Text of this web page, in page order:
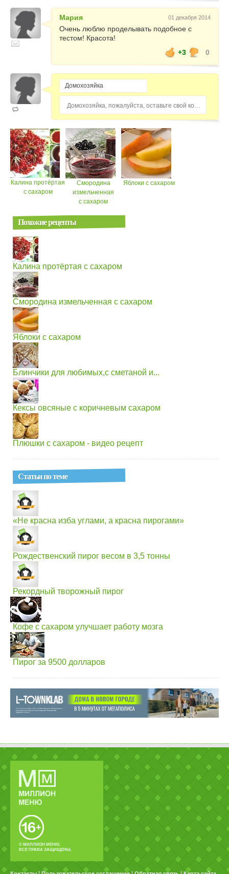
Мария 01 декабря 2014
Очень люблю проделывать подобное с
тестом! Красота!
+3
0
Калина протёртая
с сахаром
Смородина
измельченная
с сахаром
Яблоки с сахаром
Похожие рецепты
Калина протёртая с сахаром
Смородина измельченная с сахаром
Яблоки с сахаром
Блинчики для любимых,с сметаной и...
Кексы овсяные с коричневым сахаром
Плюшки с сахаром - видео рецепт
Статьи по теме
«Не красна изба углами, а красна пирогами»
Рождественский пирог весом в 3,5 тонны
Рекордный творожный пирог
Кофе с сахаром улучшает работу мозга
Пирог за 9500 долларов
© МИЛЛИОН МЕНЮ.
ВСЕ ПРАВА ЗАЩИЩЕНЫ.